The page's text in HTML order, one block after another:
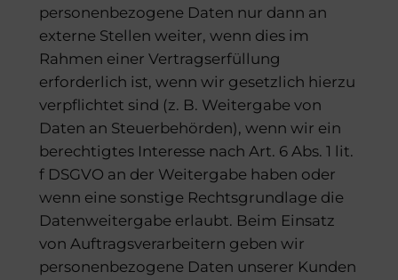
personenbezogene Daten nur dann an
externe Stellen weiter, wenn dies im
Rahmen einer Vertragserfüllung
erforderlich ist, wenn wir gesetzlich hierzu
verpflichtet sind (z. B. Weitergabe von
Daten an Steuerbehörden), wenn wir ein
berechtigtes Interesse nach Art. 6 Abs. 1 lit.
f DSGVO an der Weitergabe haben oder
wenn eine sonstige Rechtsgrundlage die
Datenweitergabe erlaubt. Beim Einsatz
von Auftragsverarbeitern geben wir
personenbezogene Daten unserer Kunden